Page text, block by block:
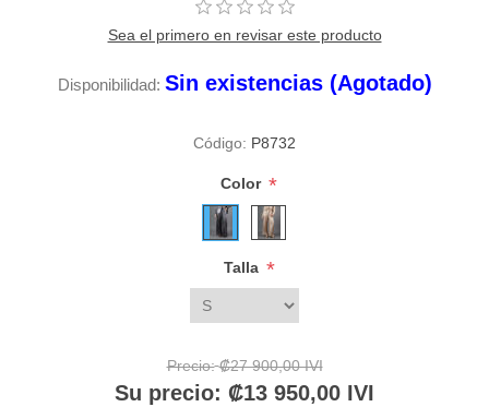
Sea el primero en revisar este producto
Disponibilidad: Sin existencias (Agotado)
Código: P8732
Color *
Talla *
Precio: ₡27 900,00 IVI
Su precio: ₡13 950,00 IVI